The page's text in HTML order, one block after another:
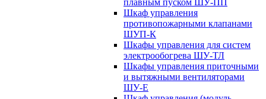
плавным пуском ШУ-ПП
Шкаф управления
противопожарными клапанами
ШУП-К
Шкафы управления для систем
электрообогрева ШУ-ТЛ
Шкафы управления приточными
и вытяжными вентиляторами
ШУ-Е